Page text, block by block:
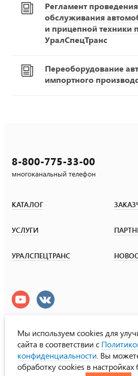
Регламент
обслуживания
и прицепной техники
УралСпецТранс
Переоборудование
импортного
8-800-775-33-00
многоканальный телефон
КАТАЛОГ
УСЛУГИ
УРАЛСПЕЦТРАНС
УралСпецТранс
© ООО «Урал СТ», 2000-2026
Мы используем cookies для
сайта в соответствии с
конфиденциальности . Вы
обработку cookies в настройках